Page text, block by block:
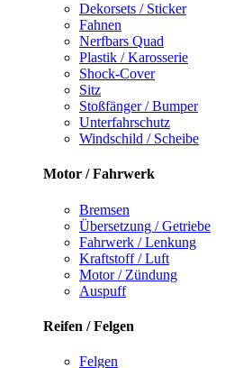
Dekorsets / Sticker
Fahnen
Nerfbars Quad
Plastik / Karosserie
Shock-Cover
Sitz
Stoßfänger / Bumper
Unterfahrschutz
Windschild / Scheibe
Motor / Fahrwerk
Bremsen
Übersetzung / Getriebe
Fahrwerk / Lenkung
Kraftstoff / Luft
Motor / Zündung
Auspuff
Reifen / Felgen
Felgen